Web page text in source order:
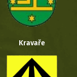
Kravaře